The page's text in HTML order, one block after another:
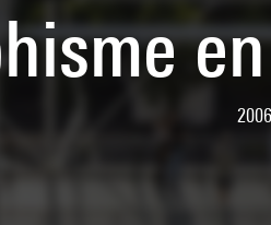
2006